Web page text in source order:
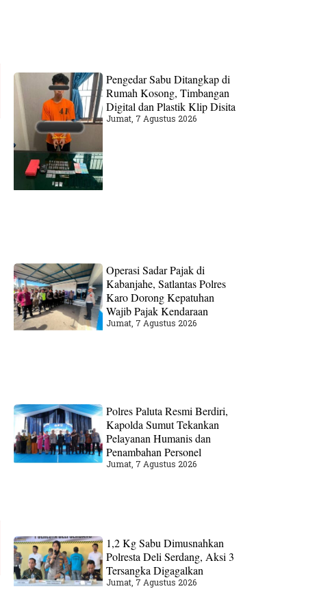
Pengedar Sabu Ditangkap di
Rumah Kosong, Timbangan
Digital dan Plastik Klip Disita
Jumat, 7 Agustus 2026
Operasi Sadar Pajak di
Kabanjahe, Satlantas Polres
Karo Dorong Kepatuhan
Wajib Pajak Kendaraan
Jumat, 7 Agustus 2026
Polres Paluta Resmi Berdiri,
Kapolda Sumut Tekankan
Pelayanan Humanis dan
Penambahan Personel
Jumat, 7 Agustus 2026
1,2 Kg Sabu Dimusnahkan
Polresta Deli Serdang, Aksi 3
Tersangka Digagalkan
Jumat, 7 Agustus 2026